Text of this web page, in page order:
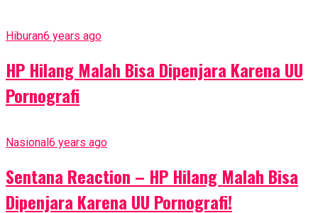
Hiburan6 years ago
HP Hilang Malah Bisa Dipenjara Karena UU
Pornografi
Nasional6 years ago
Sentana Reaction – HP Hilang Malah Bisa
Dipenjara Karena UU Pornografi!